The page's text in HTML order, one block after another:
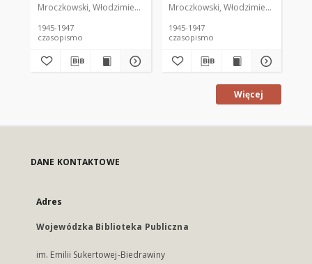
Mroczkowski, Włodzimierz (1902-1971). Redaktor
1945-1947
czasopismo
Mroczkowski, Włodzimierz (1902-
1945-1947
czasopismo
Więcej
DANE KONTAKTOWE
Adres
Wojewódzka Biblioteka Publiczna
im. Emilii Sukertowej-Biedrawiny